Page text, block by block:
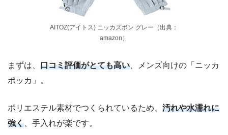
AITOZ(アイトス) ニッカズボン グレー（出典：
amazon）
まずは、 口コミ評価がとても高い 、メンズ向けの「ニッカ
ポッカ」。
ポリエステル素材でつくられているため、 汚れや水濡れに
強く 、手入れが楽です。